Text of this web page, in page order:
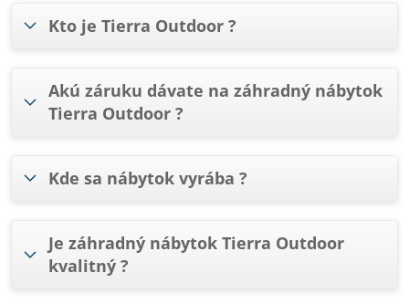
Kto je Tierra Outdoor ?
Akú záruku dávate na záhradný nábytok
Tierra Outdoor ?
Kde sa nábytok vyrába ?
Je záhradný nábytok Tierra Outdoor
kvalitný ?